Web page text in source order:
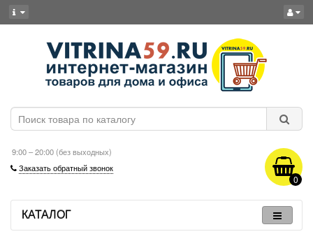
9:00 – 20:00 (без выходных)
Заказать обратный звонок
0
КАТАЛОГ